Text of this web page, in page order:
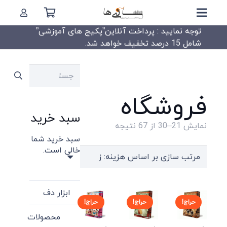
توجه نمایید : پرداخت آنلاین”پکیج های آموزشی”
شامل 15 درصد تخفیف خواهد شد.
فروشگاه
نمایش 21–30 از 67 نتیجه
price:
low
حراج! حراج! حراج!
جستجو
سبد خرید
سبد خرید شما
خالی است.
ابزار دف
محصولات